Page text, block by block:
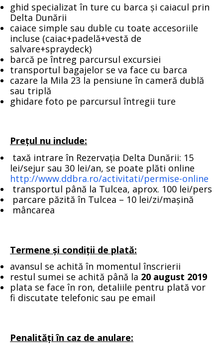
ghid specializat în ture cu barca și caiacul prin
Delta Dunării
caiace simple sau duble cu toate accesoriile
incluse (caiac+padelă+vestă de
salvare+spraydeck)
barcă pe întreg parcursul excursiei
transportul bagajelor se va face cu barca
cazare la Mila 23 la pensiune în cameră dublă
sau triplă
ghidare foto pe parcursul întregii ture
Prețul nu include:
taxă intrare în Rezervația Delta Dunării: 15
lei/sejur sau 30 lei/an, se poate plăti online
http://www.ddbra.ro/activitati/permise-online
transportul până la Tulcea, aprox. 100 lei/pers
parcare păzită în Tulcea – 10 lei/zi/mașină
mâncarea
Termene și condiții de plată:
avansul se achită în momentul înscrierii
restul sumei se achită până la 20 august 2019
plata se face în ron, detaliile pentru plată vor
fi discutate telefonic sau pe email
Penalități în caz de anulare: